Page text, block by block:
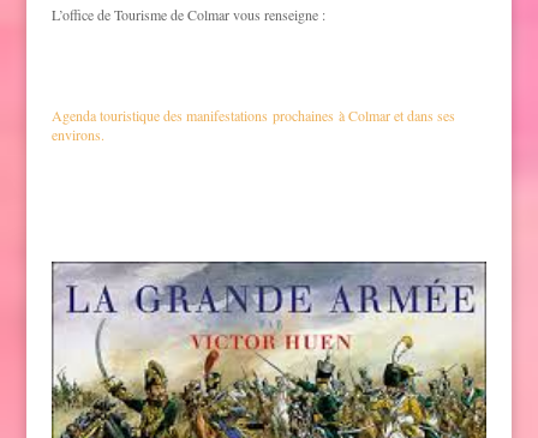
L’office de Tourisme de Colmar vous renseigne :
Agenda touristique des manifestations prochaines à Colmar et dans ses
environs.